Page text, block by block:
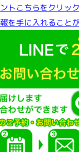
トこちらをクリッ
を手に入れること